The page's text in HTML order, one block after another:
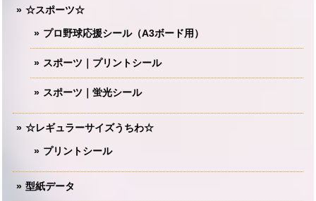
☆スポーツ☆
プロ野球応援シール（A3ボード用）
スポーツ｜プリントシール
スポーツ｜蛍光シール
☆レギュラーサイズうちわ☆
プリントシール
型紙データ